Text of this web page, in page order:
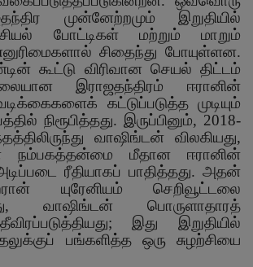
முன்னேற்றமும் இறுதியில்
போட்டிகள் மற்றும் மாறும்
சிதைந்து போயுள்ளன.
கூட்டு விரிவான செயல் திட்டம்
இராஜதந்திரம் ஈரானின்
கட்டுப்படுத்த முடியும்
நிரூபித்தது. இருப்பினும், 2018-
வாஷிங்டன் விலகியது,
நம்பகத்தன்மை மீதான ஈரானின்
ரீதியாகப் பாதித்தது. அதன்
யுரேனியம் செறிவூட்டலை
, வாஷிங்டன் பொருளாதாரத்
; இது இறுதியில்
பங்களித்த ஒரு சுழற்சியை